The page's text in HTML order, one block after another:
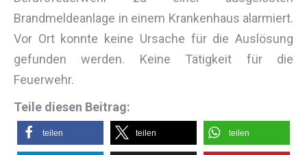
Brandmeldeanlage in einem Krankenhaus alarmiert.
Vor Ort konnte keine Ursache für die Auslösung
gefunden werden. Keine Tätigkeit für die
Feuerwehr.
Teile diesen Beitrag:
teilen teilen teilen